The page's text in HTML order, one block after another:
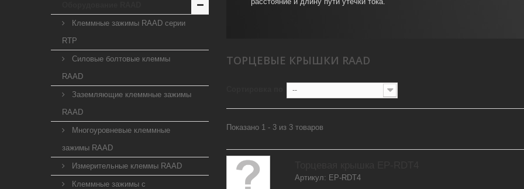
Клеммные зажимы RAAD серии
RTP
Силовые болтовые клеммы
RAAD
Заземляющие клеммные зажимы
RAAD
Многоуровневые клеммные
зажимы RAAD
Измерительные клеммы RAAD
Клеммные зажимы с
ТОРЦЕВЫЕ КРЫШКИ RAAD
--
Показано 1 - 3 из 3 товаров
Артикул: EP-RDT4